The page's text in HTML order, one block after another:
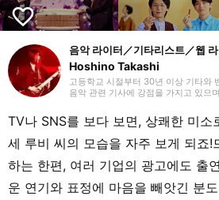
favorite_border
음악 라이터／기타리스트／웹
Hoshino Takashi
고등학교 시절부터 30년 이상 기타와
음악 관련 기사에 강점을 가지고 있으
장르를 선호하지만, 국내외를 가리지
도록 하고 있습니다. 2018년부터 프리
웹 라이팅 실무 자격을 보유하고 있습
집을 공부하고 있습니다. 개인적으로
파쿠르와 댄스 등 학원 활동을 챙기면
TV나 SNS를 보다 보면, 상쾌한 미소
세 루비 씨의 모습을 자주 보게 되죠!
하는 한편, 여러 기업의 광고에도 출
운 연기와 표정에 마음을 빼앗긴 분